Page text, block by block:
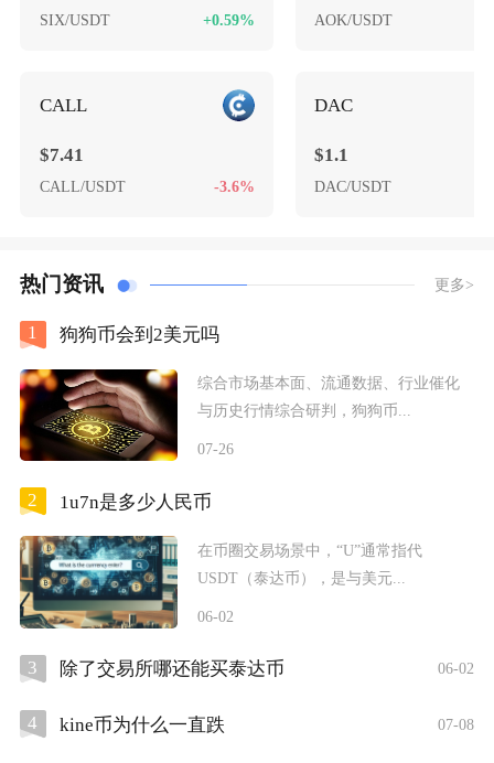
SIX/USDT +0.59%
CALL
$7.41
CALL/USDT -3.6%
AOK/USDT
DAC
$1.1
DAC/USDT
热门资讯 更多>
1 狗狗币会到2美元吗
综合市场基本面、流通数据、行业催化
与历史行情综合研判，狗狗币...
07-26
2 1u7n是多少人民币
在币圈交易场景中，“U”通常指代
USDT（泰达币），是与美元...
06-02
3 除了交易所哪还能买泰达币 06-02
4 kine币为什么一直跌 07-08